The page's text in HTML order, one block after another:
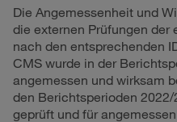
Die Angemessenheit und
die externen Prüfungen
nach den entsprechenden
CMS wurde in der
angemessen und wirksam
den Berichtsperioden 2022/
geprüft und für